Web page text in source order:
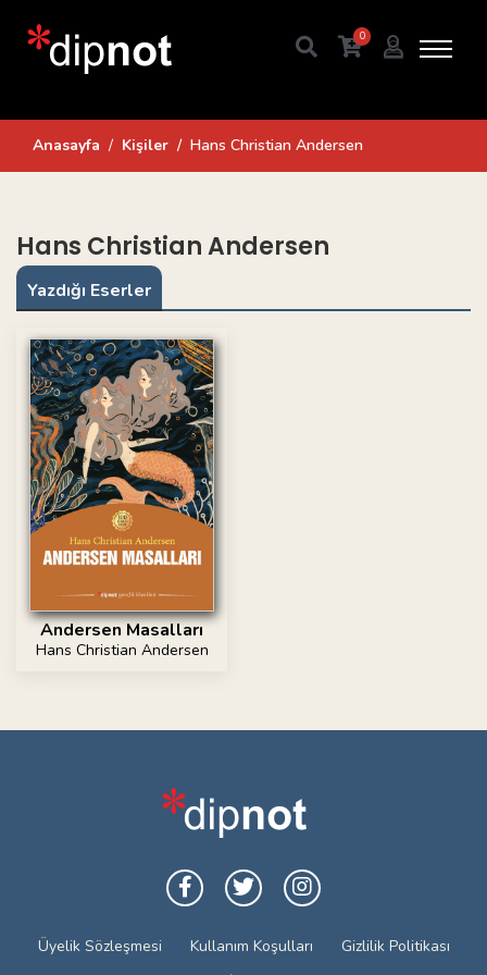
0
Anasayfa Kişiler Hans Christian Andersen
Hans Christian Andersen
Yazdığı Eserler
Andersen Masalları
Hans Christian Andersen
Üyelik Sözleşmesi Kullanım Koşulları
Gizlilik Politikası